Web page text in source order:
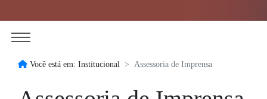
Você está em: Institucional Assessoria de Imprensa